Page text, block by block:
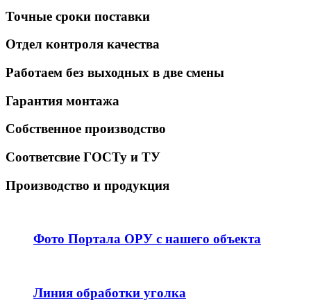
Точные сроки поставки
Отдел контроля качества
Работаем без выходных в две смены
Гарантия монтажа
Собственное производство
Соответсвие ГОСТу и ТУ
Производство и продукция
Фото Портала ОРУ с нашего объекта
Линия обработки уголка